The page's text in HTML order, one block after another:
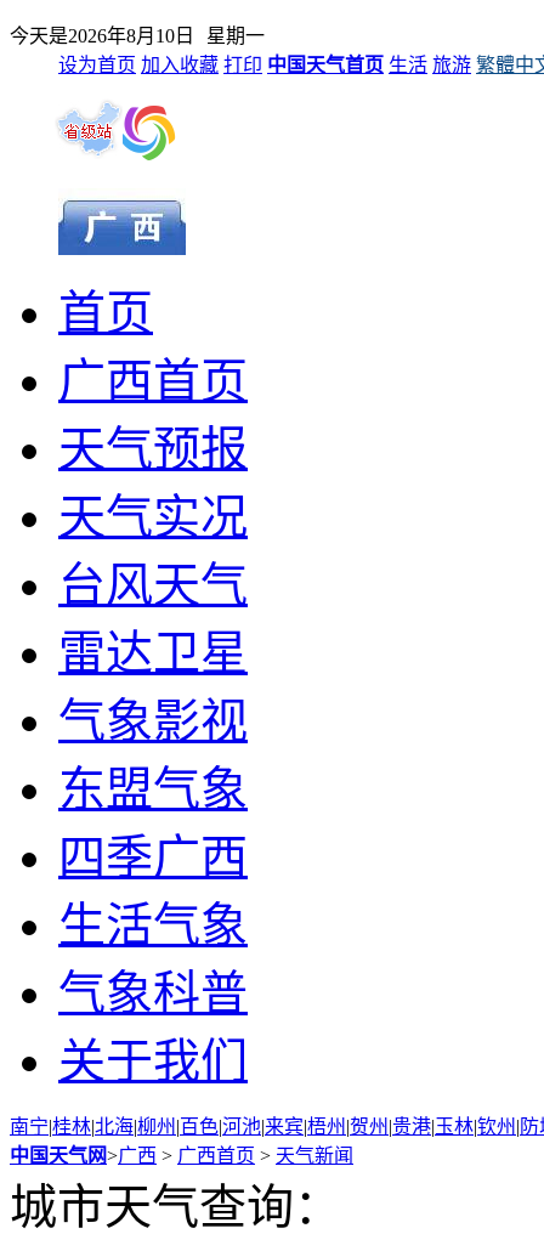
今天是2026年8月10日
星期一
设为首页 加入收藏 打印 中国天气首页 生活 旅游 繁體中
首页
广西首页
天气预报
天气实况
台风天气
雷达卫星
气象影视
东盟气象
四季广西
生活气象
气象科普
关于我们
南宁|桂林|北海|柳州 |百色|河池|来宾|梧州 |贺州 |贵港|玉林|钦州 |
中国天气网>广西 > 广西首页 > 天气新闻
城市天气查询：